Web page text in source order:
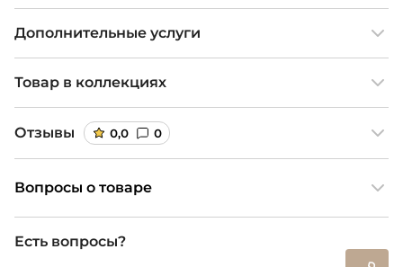
Дополнительные услуги
Товар в коллекциях
Отзывы 0,0 0
Вопросы о товаре
Есть вопросы?